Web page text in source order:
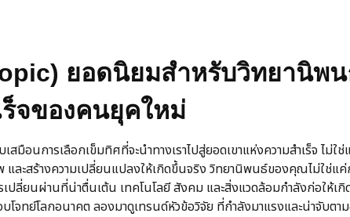
ยอดนิยมสำหรับวิทยานิพ
จของคนยุคใหม่
มือนการเลือกเข็มทิศที่จะนำทางเราไปสู่ยอดเขาแห่งความสำเร็จ ไม่
และสร้างความเปลี่ยนแปลงให้เกิดขึ้นจริง วิทยานิพนธ์ของคุณไม่ใ
ยนผ่านที่น่าตื่นเต้น เทคโนโลยี สังคม และสิ่งแวดล้อมกำลังก่อให้เกิ
โจทย์โลกอนาคต ลองมาดูเทรนด์หัวข้อวิจัย ที่กำลังมาแรงและน่าจับต